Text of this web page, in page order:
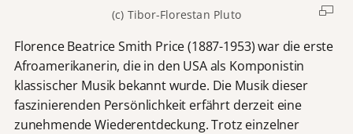
(c) Tibor-Florestan Pluto
Florence Beatrice Smith Price (1887-1953) war die erste
Afroamerikanerin, die in den USA als Komponistin
klassischer Musik bekannt wurde. Die Musik dieser
faszinierenden Persönlichkeit erfährt derzeit eine
zunehmende Wiederentdeckung. Trotz einzelner